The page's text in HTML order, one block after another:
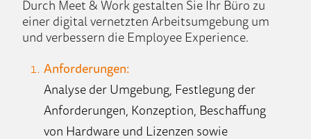
Durch Meet & Work gestalten Sie Ihr Büro zu
einer digital vernetzten Arbeitsumgebung um
und verbessern die Employee Experience.
Anforderungen:
Analyse der Umgebung, Festlegung der
Anforderungen, Konzeption, Beschaffung
von Hardware und Lizenzen sowie